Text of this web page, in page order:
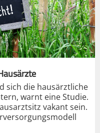
sich die hausärztliche
warnt eine Studie.
vakant sein.